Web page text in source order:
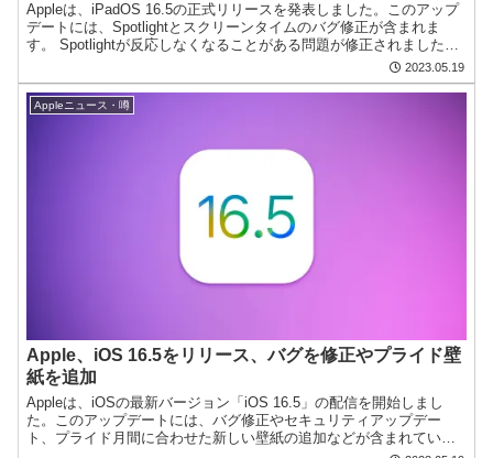
Appleは、iPadOS 16.5の正式リリースを発表しました。このアップ
デートには、Spotlightとスクリーンタイムのバグ修正が含まれま
す。 Spotlightが反応しなくなることがある問題が修正されました。
2023.05.19
Appleニュース・噂
Apple、iOS 16.5をリリース、バグを修正やプライド壁
紙を追加
Appleは、iOSの最新バージョン「iOS 16.5」の配信を開始しまし
た。このアップデートには、バグ修正やセキュリティアップデー
ト、プライド月間に合わせた新しい壁紙の追加などが含まれていま